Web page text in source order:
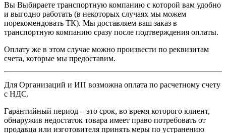
Вы Выбираете транспортную компанию с которой вам удобно
и выгодно работать (в некоторых случаях мы можем
порекомендовать ТК). Мы доставляем ваш заказ в
транспортную компанию сразу после подтверждения оплаты.
Оплату же в этом случае можно произвести по реквизитам
счета, которые мы предоставим.
Для Организаций и ИП возможна оплата по расчетному счету
с НДС.
Гарантийный период – это срок, во время которого клиент,
обнаружив недостаток товара имеет право потребовать от
продавца или изготовителя принять меры по устранению